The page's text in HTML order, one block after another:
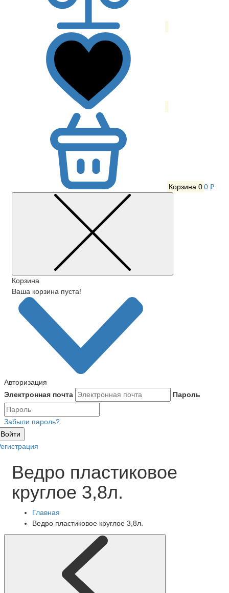
Корзина 00 ₽
Корзина
Ваша корзина пуста!
Авторизация
Электронная почта
Пароль
Забыли пароль?
Войти
Ведро пластиковое
круглое 3,8л.
Главная
Ведро пластиковое круглое 3,8л.